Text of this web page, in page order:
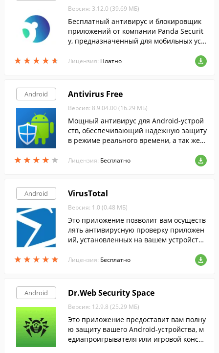
★ ★ ★ ★ ★
★ ★ ★ ★ ★
Версия: 3.12.0 (39.69 МБ)
Бесплатный антивирус и блокировщик
приложений от компании Panda Securit
y, предназначенный для мобильных уст
Лицензия: Платно
Android
★ ★ ★ ★ ★
★ ★ ★ ★ ★
Antivirus Free
Версия: 8.9.04.00 (16.29 МБ)
Мощный антивирус для Android-устрой
ств, обеспечивающий надежную защиту
в режиме реального времени, а так же ф
Лицензия: Бесплатно
Android
★ ★ ★ ★ ★
★ ★ ★ ★ ★
VirusTotal
Версия: 1.0 (0.48 МБ)
Это приложение позволит вам осуществ
лять антивирусную проверку приложен
ий, установленных на вашем устройств
rustotal.
Лицензия: Бесплатно
Android Dr.Web Security Space
Версия: 12.9.8 (25.29 МБ)
Это приложение предоставит вам полну
ю защиту вашего Android-устройства, м
едиапроигрывателя или игровой консол